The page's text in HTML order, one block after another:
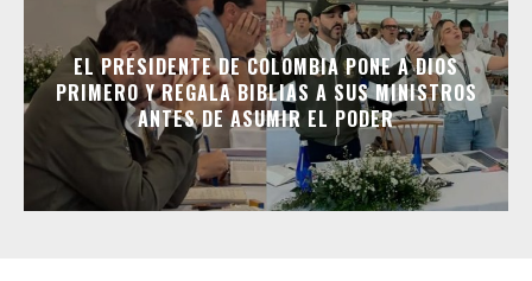
EL PRESIDENTE DE COLOMBIA PONE A DIOS
PRIMERO Y REGALA BIBLIAS A SUS MINISTROS
ANTES DE ASUMIR EL PODER